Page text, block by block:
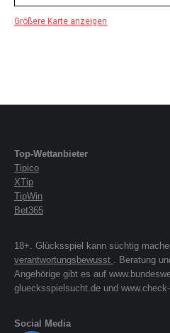
Größere Karte anzeigen
Top-Wettanbieter
Tipico
XTip
TipWin
Bet365
18+. Glücksspiel kann süchtig
verantwortungsbewusst . Beratung
Angehörige gibt es auf
gluecksspielsucht.de und
Social Media